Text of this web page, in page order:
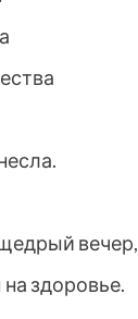
вечер,
здоровье.